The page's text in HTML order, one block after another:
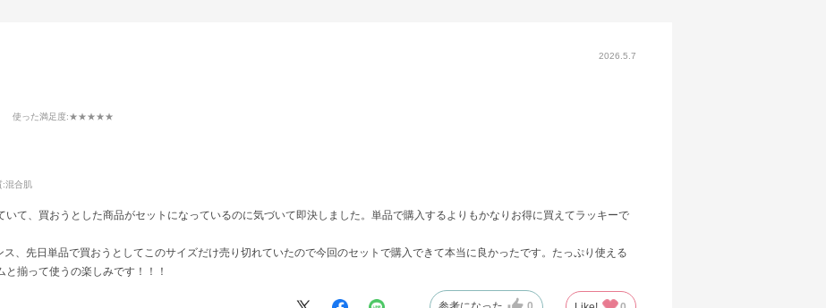
2026.5.7
使った満足度:★★★★★
:混合肌
いて、買おうとした商品がセットになっているのに気づいて即決しました。単品で購入するよりもかなりお得に買えてラッキーで
、先日単品で買おうとしてこのサイズだけ売り切れていたので今回のセットで購入できて本当に良かったです。たっぷり使える
揃って使うの楽しみです！！！